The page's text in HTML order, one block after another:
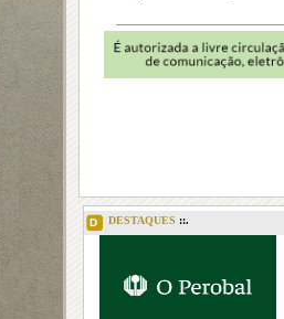
D DESTAQUES ::.